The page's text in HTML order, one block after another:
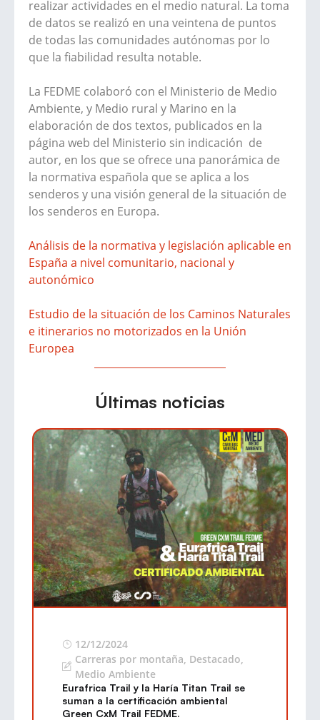
realizar actividades en el medio natural. La toma
de datos se realizó en una veintena de puntos
de todas las comunidades autónomas por lo
que la fiabilidad resulta notable.
La FEDME colaboró con el Ministerio de Medio
Ambiente, y Medio rural y Marino en la
elaboración de dos textos, publicados en la
página web del Ministerio sin indicación de
autor, en los que se ofrece una panorámica de
la normativa española que se aplica a los
senderos y una visión general de la situación de
los senderos en Europa.
Análisis de la normativa y legislación aplicable en
España a nivel comunitario, nacional y
autonómico
Estudio de la situación de los Caminos Naturales
e itinerarios no motorizados en la Unión
Europea
Últimas noticias
12/12/2024
Carreras por montaña Destacado
Medio Ambiente
Eurafrica Trail y la Haría Titan Trail se
suman a la certificación ambiental
Green CxM Trail FEDME.